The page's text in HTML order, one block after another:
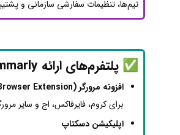
تیم‌ها، تنظیمات سفارشی سازمانی و
✅ پلتفرم‌های ارائه Grammarly:
افزونه مرورگر (Browser Extension)
برای کروم، فایرفاکس، اج و سایر
اپلیکیشن دسکتاپ